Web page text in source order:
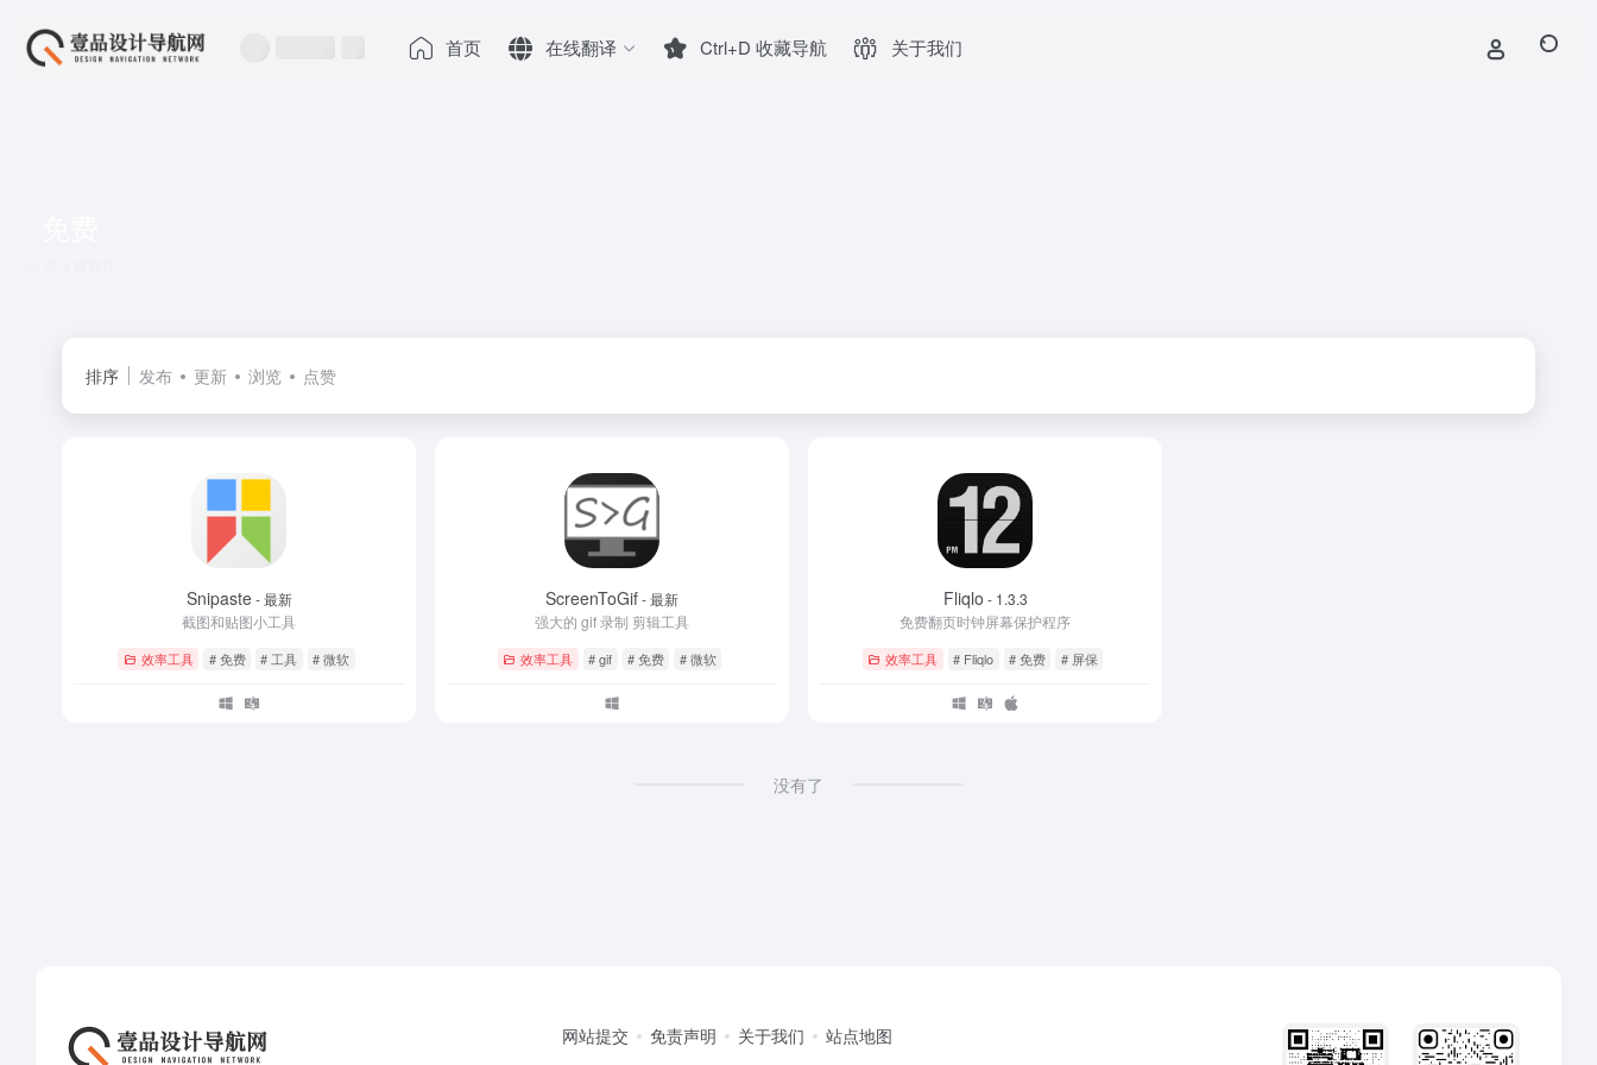
首页 在线翻译 Ctrl+D 收藏导航 关于我们
排序 发布 更新 浏览 点赞
Snipaste- 最新
截图和贴图小工具
效率工具 # 免费 # 工具 # 微软
ScreenToGif- 最新
强大的 gif 录制 剪辑工具
效率工具 # gif # 免费 # 微软
Fliqlo - 1.3.3
免费翻页时钟屏幕保护程序
效率工具 # Fliqlo # 免费 # 屏保
没有了
网站提交 免责声明 关于我们 站点地图